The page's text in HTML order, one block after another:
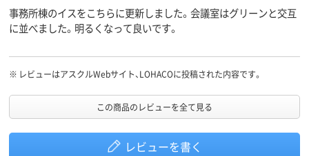
事務所棟のイスをこちらに更新しました。会議室はグリーンと交互
に並べました。明るくなって良いです。
※ レビューはアスクルWebサイト、LOHACOに投稿された内容です。
この商品のレビューを全て見る
レビューを書く